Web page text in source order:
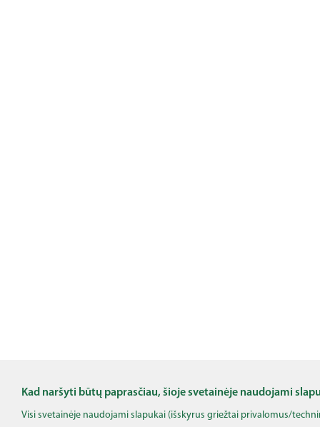
Kad naršyti būtų paprasčiau, šioje svetainėje naudojami
Visi svetainėje naudojami slapukai (išskyrus griežtai privalomus/